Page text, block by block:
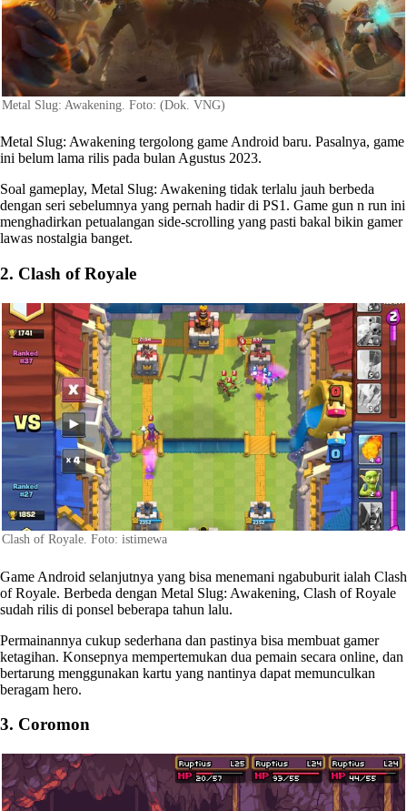
Metal Slug: Awakening. Foto: (Dok. VNG)
Metal Slug: Awakening tergolong game Android baru. Pasalnya, game
ini belum lama rilis pada bulan Agustus 2023.
Soal gameplay, Metal Slug: Awakening tidak terlalu jauh berbeda
dengan seri sebelumnya yang pernah hadir di PS1. Game gun n run ini
menghadirkan petualangan side-scrolling yang pasti bakal bikin gamer
lawas nostalgia banget.
2. Clash of Royale
Clash of Royale. Foto: istimewa
Game Android selanjutnya yang bisa menemani ngabuburit ialah Clash
of Royale. Berbeda dengan Metal Slug: Awakening, Clash of Royale
sudah rilis di ponsel beberapa tahun lalu.
Permainannya cukup sederhana dan pastinya bisa membuat gamer
ketagihan. Konsepnya mempertemukan dua pemain secara online, dan
bertarung menggunakan kartu yang nantinya dapat memunculkan
beragam hero.
3. Coromon